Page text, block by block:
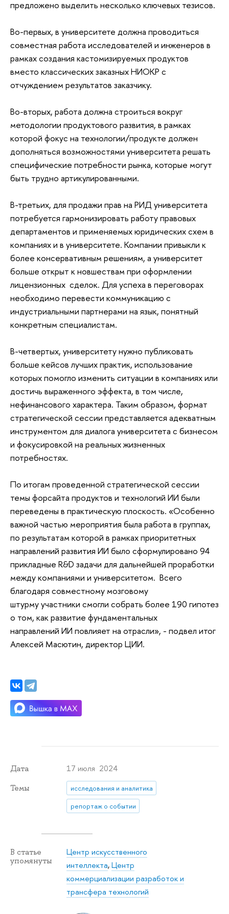
предложено выделить несколько ключевых тезисов.
Во-первых, в университете должна проводиться
совместная работа исследователей и инженеров в
рамках создания кастомизируемых продуктов
вместо классических заказных НИОКР с
отчуждением результатов заказчику.
Во-вторых, работа должна строиться вокруг
методологии продуктового развития, в рамках
которой фокус на технологии/продукте должен
дополняться возможностями университета решать
специфические потребности рынка, которые могут
быть трудно артикулированными.
В-третьих, для продажи прав на РИД университета
потребуется гармонизировать работу правовых
департаментов и применяемых юридических схем в
компаниях и в университете. Компании привыкли к
более консервативным решениям, а университет
больше открыт к новшествам при оформлении
лицензионных сделок. Для успеха в переговорах
необходимо перевести коммуникацию с
индустриальными партнерами на язык, понятный
конкретным специалистам.
В-четвертых, университету нужно публиковать
больше кейсов лучших практик, использование
которых помогло изменить ситуации в компаниях или
достичь выраженного эффекта, в том числе,
нефинансового характера. Таким образом, формат
стратегической сессии представляется адекватным
инструментом для диалога университета с бизнесом
и фокусировкой на реальных жизненных
потребностях.
По итогам проведенной стратегической сессии
темы форсайта продуктов и технологий ИИ были
переведены в практическую плоскость. «Особенно
важной частью мероприятия была работа в группах,
по результатам которой в рамках приоритетных
направлений развития ИИ было сформулировано 94
прикладные R&D задачи для дальнейшей проработки
между компаниями и университетом. Всего
благодаря совместному мозговому
штурму участники смогли собрать более 190 гипотез
о том, как развитие фундаментальных
направлений ИИ повлияет на отрасли», - подвел итог
Алексей Масютин, директор ЦИИ.
Дата 17 июля 2024
Темы
исследования и аналитика
репортаж о событии
В статье
упомянуты
Центр искусственного
интеллекта,Центр
коммерциализации разработок и
трансфера технологий